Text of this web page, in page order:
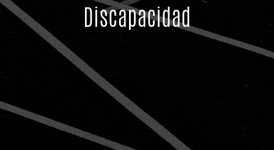
Discapacidad